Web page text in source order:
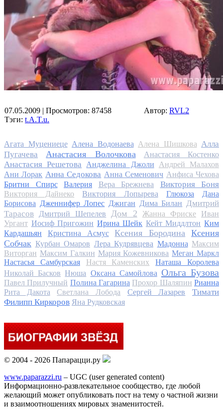
07.05.2009 | Просмотров: 87458
Тэги: t.A.T.u.
Автор: RVL2
Агата Муцениеце Алена Водонаева Алена Шишкова Алла
Пугачева
Анастасия Волочкова Анастасия Костенко
Анастасия Решетова Анджелина Джоли
Андрей Малахов
Ани Лорак Анна Седокова Анна Семенович Анфиса Чехова
Бритни Спирс
Валерия Вера Брежнева Виктория Боня
Виктория Дайнеко Виктория Лопырева Глюкоза
Дана
Борисова Дженнифер Лопес Джиган Дима Билан Дмитрий
Тарасов
Дмитрий Шепелев Дом 2 Жанна Фриске
Иван
Ургант Иосиф Пригожин Ирина Шейк Кейт Миддлтон Ким
Кардашьян
Кристина Асмус Ксения Бородина
Ксения
Собчак Курбан Омаров Лера Кудрявцева Мадонна Максим
Виторган Максим Галкин Мария Кожевникова Меган Маркл
Настасья Самбурская
Настя Каменских
Наташа Королева
Николай Басков Нюша Оксана Самойлова Ольга Бузова
Павел Прилучный Полина Гагарина Прохор Шаляпин Рианна
Рита Дакота
Светлана Лобода Сергей Лазарев
Тимати
Филипп Киркоров Яна Рудковская
© 2004 - 2026 Папарацци.ру
www.paparazzi.ru – UGC (user generated content)
Информационно-развлекательное сообщество, где любой
желающий может опубликовать пост на тему о частной жизни
и взаимоотношениях мировых знаменитостей.